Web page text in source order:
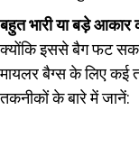
बहुत भारी या बड़े आकार
क्योंकि इससे बैग फट
मायलर बैग्स के लिए कई
तकनीकों के बारे में जानें: